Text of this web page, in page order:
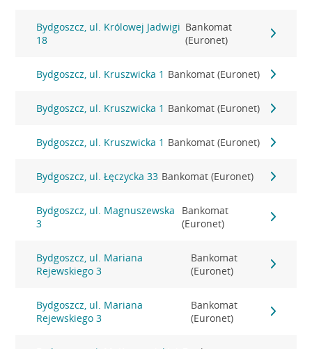
Bydgoszcz, ul. Królowej Jadwigi
18
Bankomat
(Euronet)
Bydgoszcz, ul. Kruszwicka 1 Bankomat (Euronet)
Bydgoszcz, ul. Kruszwicka 1 Bankomat (Euronet)
Bydgoszcz, ul. Kruszwicka 1 Bankomat (Euronet)
Bydgoszcz, ul. Łęczycka 33 Bankomat (Euronet)
Bydgoszcz, ul. Magnuszewska
3
Bankomat
(Euronet)
Bydgoszcz, ul. Mariana
Rejewskiego 3
Bankomat
(Euronet)
Bydgoszcz, ul. Mariana
Rejewskiego 3
Bankomat
(Euronet)